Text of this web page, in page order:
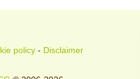
policy - Disclaimer